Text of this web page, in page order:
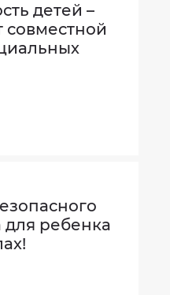
детей –
совместной
для ребенка